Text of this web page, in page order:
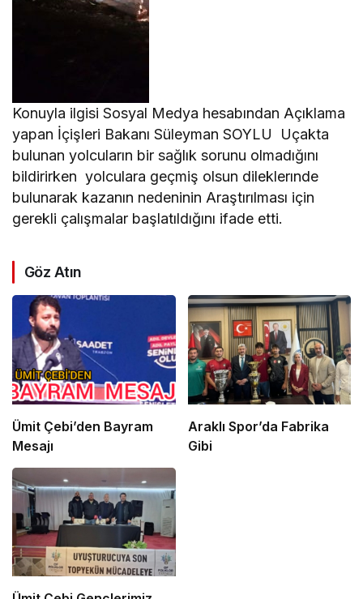
Konuyla ilgisi Sosyal Medya hesabından Açıklama
yapan İçişleri Bakanı Süleyman SOYLU Uçakta
bulunan yolcuların bir sağlık sorunu olmadığını
bildirirken yolculara geçmiş olsun dileklerınde
bulunarak kazanın nedeninin Araştırılması için
gerekli çalışmalar başlatıldığını ifade etti.
Göz Atın
Ümit Çebi’den Bayram
Mesajı
Araklı Spor’da Fabrika
Gibi